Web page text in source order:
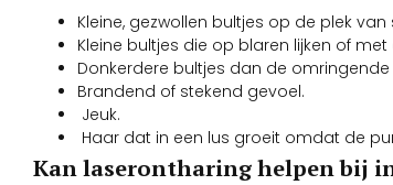
Kleine, gezwollen bultjes op de plek
Kleine bultjes die op blaren lijken of met
Donkerdere bultjes dan de
Brandend of stekend gevoel.
Jeuk.
Haar dat in een lus groeit omdat de
Kan laserontharing helpen bij